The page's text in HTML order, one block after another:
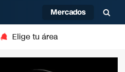
Mercados
Elige tu área